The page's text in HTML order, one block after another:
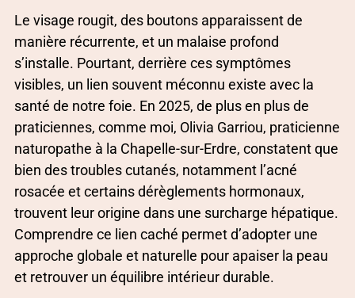
Le visage rougit, des boutons apparaissent de
manière récurrente, et un malaise profond
s’installe. Pourtant, derrière ces symptômes
visibles, un lien souvent méconnu existe avec la
santé de notre foie. En 2025, de plus en plus de
praticiennes, comme moi, Olivia Garriou, praticienne
naturopathe à la Chapelle-sur-Erdre, constatent que
bien des troubles cutanés, notamment l’acné
rosacée et certains dérèglements hormonaux,
trouvent leur origine dans une surcharge hépatique.
Comprendre ce lien caché permet d’adopter une
approche globale et naturelle pour apaiser la peau
et retrouver un équilibre intérieur durable.